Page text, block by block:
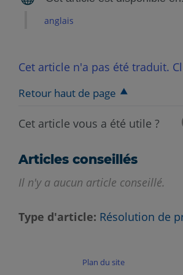
anglais
Cet article n'a pas été traduit.
Retour haut de page
Cet article vous a été utile ?
Articles conseillés
Il n'y a aucun article conseillé.
Type d'article Résolution de
Plan du site